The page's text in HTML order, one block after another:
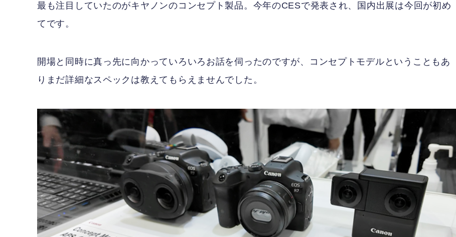
最も注目していたのがキヤノンのコンセプト製品。今年のCESで発表され、国内出展は今回が初め
てです。
開場と同時に真っ先に向かっていろいろお話を伺ったのですが、コンセプトモデルということもあ
りまだ詳細なスペックは教えてもらえませんでした。